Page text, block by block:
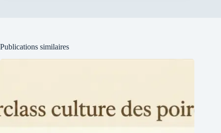
Publications similaires